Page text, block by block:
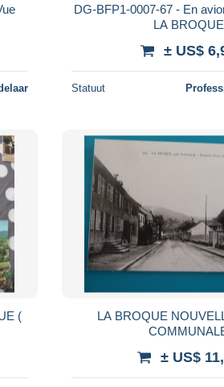
DG-BFP1-0007-67 - En
LA BROQUE
± US$
Statuut
LA BROQUE NOUVELLE ECOLE
± US$